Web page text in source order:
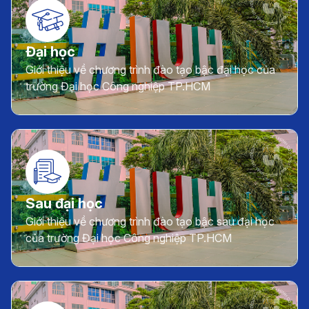
Đại học
Giới thiệu về chương trình đào tạo bậc đại học của
trường Đại học Công nghiệp TP.HCM
Sau đại học
Giới thiệu về chương trình đào tạo bậc sau đại học
của trường Đại học Công nghiệp TP.HCM